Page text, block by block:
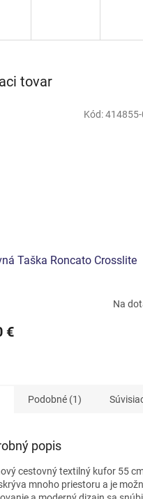
tovar
Taška Roncato Crosslite
Na
€
Kód:
Podobné (1)
popis
cestovný textilný kufor 55
mnoho priestoru a je